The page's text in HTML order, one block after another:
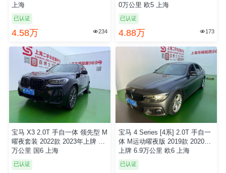
上海
已认证
4.58万 234
0万公里 欧5 上海
已认证
4.88万  173
宝马 X3 2.0T 手自一体 领先型 M
曜夜套装 2022款 2023年上牌 8.0
万公里 国6 上海
已认证
宝马 4 Series [4系] 2.0T 手自一
体 M运动曜夜版 2019款 2020年
上牌 6.9万公里 欧6 上海
已认证